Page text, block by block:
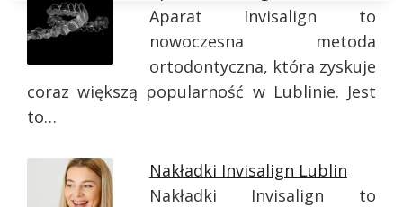
Aparat Invisalign to
nowoczesna metoda
ortodontyczna, która zyskuje
coraz większą popularność w Lublinie. Jest
to…
Nakładki Invisalign Lublin
Nakładki Invisalign to